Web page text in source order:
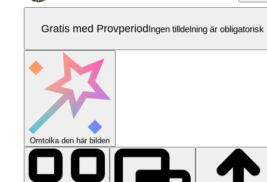
Gratis med ProvperiodIngen tilldelning är obligatorisk
Omtolka den här bilden